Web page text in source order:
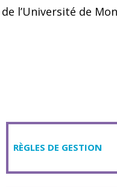
l’Université de
RÈGLES DE GESTION